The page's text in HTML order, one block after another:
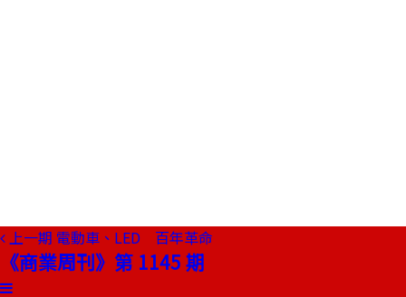
上一期 電動車、LED 百年革命
《商業周刊》第 1145 期